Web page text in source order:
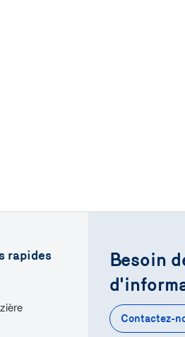
rapides
Besoin
Contactez-